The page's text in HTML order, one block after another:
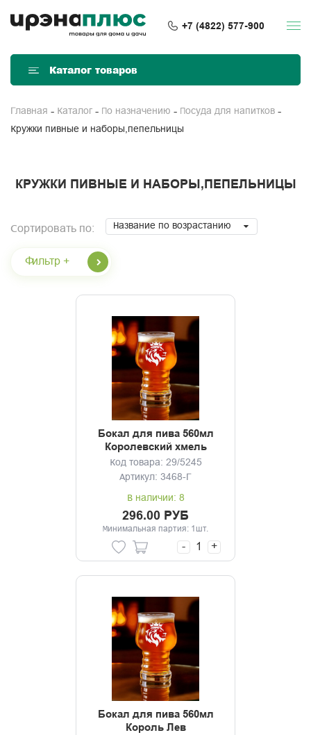
+7 (4822) 577-900
Каталог товаров
Главная Каталог По назначению
Посуда для напитков
Кружки пивные и наборы,пепельницы
КРУЖКИ ПИВНЫЕ И НАБОРЫ,ПЕПЕЛЬНИЦЫ
Сортировать по: Название по возрастанию
Фильтр +
Бокал для пива 560мл
Королевский хмель
Код товара: 29/5245
Артикул: 3468-Г
В наличии: 8
296.00 РУБ
Минимальная партия: 1шт.
- +
Бокал для пива 560мл
Король Лев